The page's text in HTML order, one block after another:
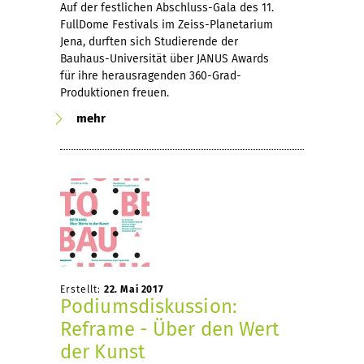
Auf der festlichen Abschluss-Gala des 11.
FullDome Festivals im Zeiss-Planetarium
Jena, durften sich Studierende der
Bauhaus-Universität über JANUS Awards
für ihre herausragenden 360-Grad-
Produktionen freuen.
mehr
Erstellt: 22. Mai 2017
Podiumsdiskussion:
Reframe - Über den Wert
der Kunst